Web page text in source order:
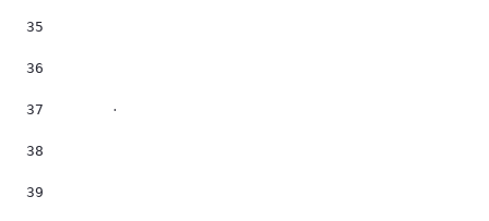
35
36
37
        <#list lienpages as lienpage>
38
39